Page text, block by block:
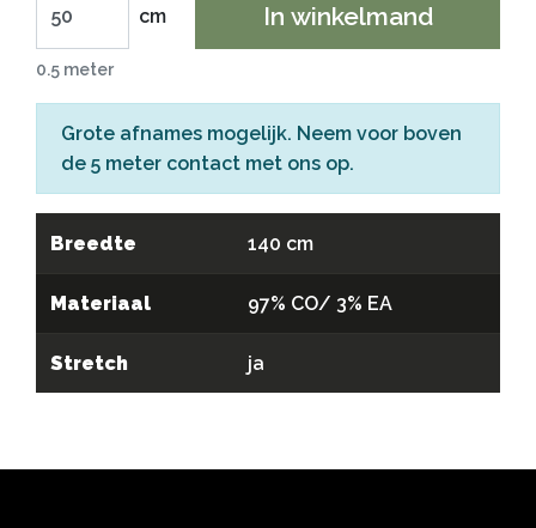
cm In winkelmand
0.5 meter
Grote afnames mogelijk. Neem voor boven
de 5 meter contact met ons op.
Breedte 140 cm
Materiaal 97% CO/ 3% EA
Stretch ja